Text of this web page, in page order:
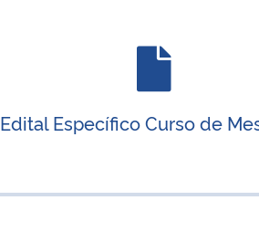
Edital Específico Curso de